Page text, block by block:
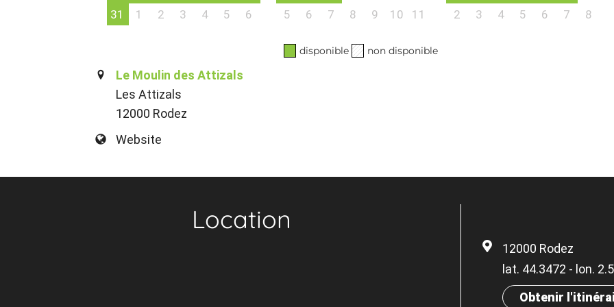
31
1 2 3 4 5 6
5
6 7 8 9 10 11
2
3 4 5 6 7 8
disponible non disponible
Le Moulin des Attizals
Les Attizals
12000 Rodez
Website
Location
12000 Rodez
lat. 44.3472 - lon.
Obtenir